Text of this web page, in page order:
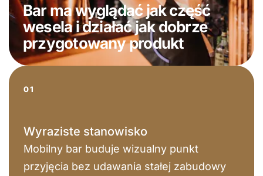
Bar ma wyglądać jak część
wesela i działać jak dobrze
przygotowany produkt
01
Wyraziste stanowisko
Mobilny bar buduje wizualny punkt
przyjęcia bez udawania stałej zabudowy